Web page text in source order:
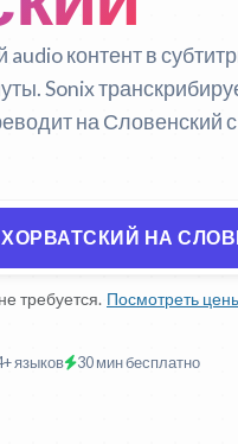
контент в
Sonix
на Словенский
НА
требуется. Посмотреть
языков 30 мин бесплатно